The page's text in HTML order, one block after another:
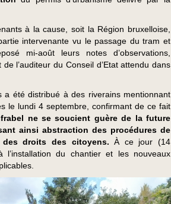
à la cause, soit la Région bruxelloise,
intervenante vu le passage du tram et
mi-août leurs notes d’observations,
l’auditeur du Conseil d’Etat attendu dans
été distribué à des riverains mentionnant
le lundi 4 septembre, confirmant de ce fait
ne se soucient guère de la future
ainsi abstraction des procédures de
droits des citoyens. À ce jour (14
du chantier et les nouveaux